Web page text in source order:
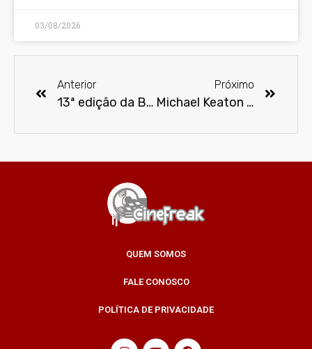
03/08/2026
Anterior
13ª edição da Brasil Game Show é adiada
Próximo
Michael Keaton pode interpretar novamente o Batman no filme do Flash
QUEM SOMOS
FALE CONOSCO
POLÍTICA DE PRIVACIDADE